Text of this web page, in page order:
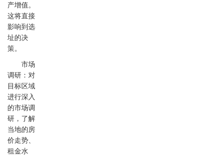
产增值。
这将直接
影响到选
址的决
策。
市场
调研：对
目标区域
进行深入
的市场调
研，了解
当地的房
价走势、
租金水